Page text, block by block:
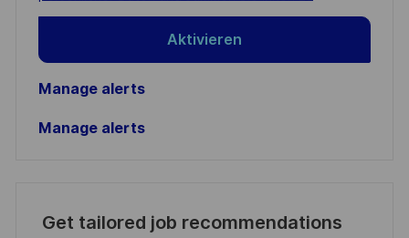
Aktivieren
Manage alerts
Manage alerts
Get tailored job recommendations